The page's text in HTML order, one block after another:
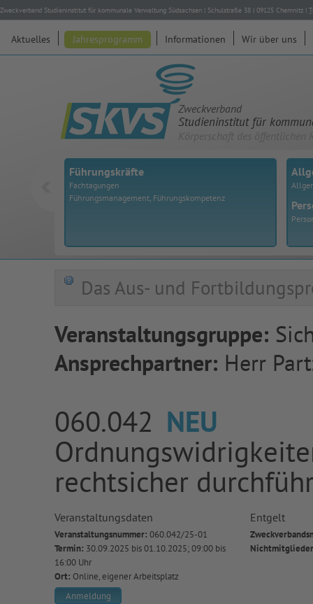
Zweckverband Studieninstitut für kommunale Verwaltung Südsachsen | Schulstraße 38 | 09125 Chemnitz |
Aktuelles Jahresprogramm Informationen Wir über uns
Zweckverband
Studieninstitut für
Körperschaft des öffentlichen
Führungskräfte
Fachtagungen
Führungsmanagement, Führungskompetenz
Das Aus- und
Veranstaltungsgruppe:
Ansprechpartner: Herr
060.042 NEU
rechtsicher
Veranstaltungsdaten
Veranstaltungsnummer: 060.042/25-01
Termin: 30.09.2025 bis 01.10.2025; 09:00 bis
16:00 Uhr
Ort: Online, eigener Arbeitsplatz
Anmeldung
Entgelt